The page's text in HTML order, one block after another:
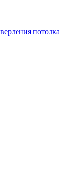
потолка